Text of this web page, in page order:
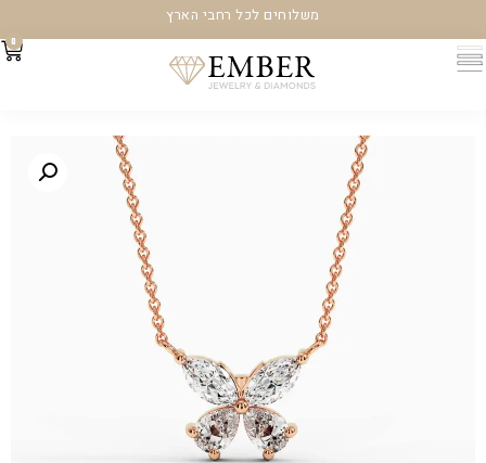
משלוחים לכל רחבי הארץ
0